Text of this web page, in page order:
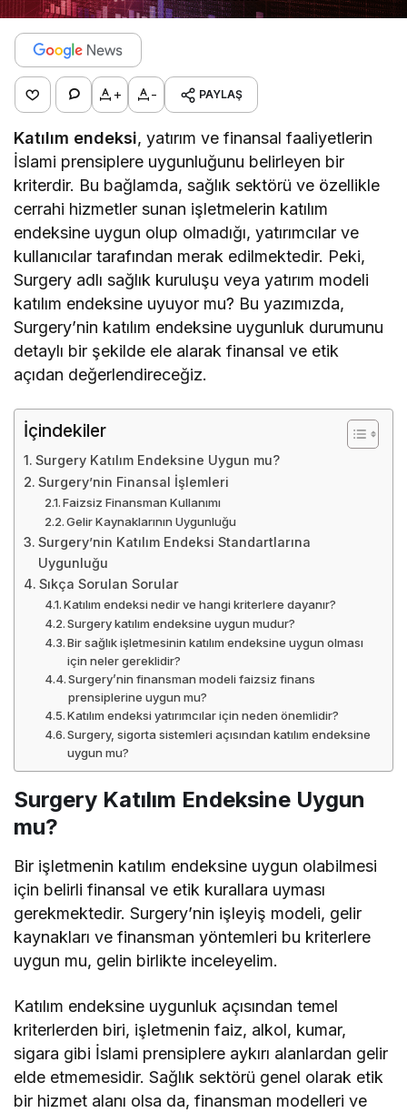
+ - PAYLAŞ
Katılım endeksi, yatırım ve finansal faaliyetlerin
İslami prensiplere uygunluğunu belirleyen bir
kriterdir. Bu bağlamda, sağlık sektörü ve özellikle
cerrahi hizmetler sunan işletmelerin katılım
endeksine uygun olup olmadığı, yatırımcılar ve
kullanıcılar tarafından merak edilmektedir. Peki,
Surgery adlı sağlık kuruluşu veya yatırım modeli
katılım endeksine uyuyor mu? Bu yazımızda,
Surgery’nin katılım endeksine uygunluk durumunu
detaylı bir şekilde ele alarak finansal ve etik
açıdan değerlendireceğiz.
İçindekiler
Surgery Katılım Endeksine Uygun mu?
Surgery’nin Finansal İşlemleri
Faizsiz Finansman Kullanımı
Gelir Kaynaklarının Uygunluğu
Surgery’nin Katılım Endeksi Standartlarına
Uygunluğu
Sıkça Sorulan Sorular
Katılım endeksi nedir ve hangi kriterlere dayanır?
Surgery katılım endeksine uygun mudur?
Bir sağlık işletmesinin katılım endeksine uygun olması
için neler gereklidir?
Surgery’nin finansman modeli faizsiz finans
prensiplerine uygun mu?
Katılım endeksi yatırımcılar için neden önemlidir?
Surgery, sigorta sistemleri açısından katılım endeksine
uygun mu?
Surgery Katılım Endeksine Uygun
mu?
Bir işletmenin katılım endeksine uygun olabilmesi
için belirli finansal ve etik kurallara uyması
gerekmektedir. Surgery’nin işleyiş modeli, gelir
kaynakları ve finansman yöntemleri bu kriterlere
uygun mu, gelin birlikte inceleyelim.
Katılım endeksine uygunluk açısından temel
kriterlerden biri, işletmenin faiz, alkol, kumar,
sigara gibi İslami prensiplere aykırı alanlardan gelir
elde etmemesidir. Sağlık sektörü genel olarak etik
bir hizmet alanı olsa da, finansman modelleri ve